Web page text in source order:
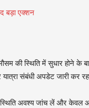
बड़ा एक्शन
की स्थिति में सुधार होने के
संबंधी अपडेट जारी कर
अवश्य जांच लें और केवल